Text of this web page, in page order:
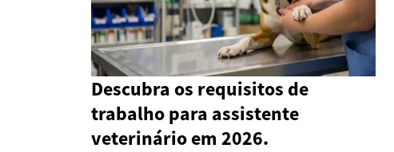
Descubra os requisitos de
trabalho para assistente
veterinário em 2026.